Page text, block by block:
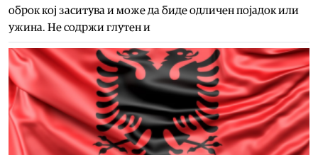
оброк кој заситува и може да биде одличен појадок или
ужина. Не содржи глутен и